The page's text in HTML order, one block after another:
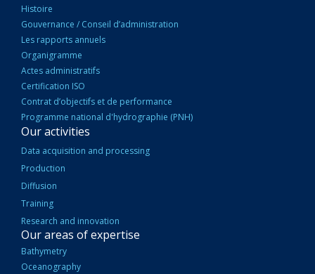
Histoire
Gouvernance / Conseil d’administration
Les rapports annuels
Organigramme
Actes administratifs
Certification ISO
Contrat d’objectifs et de performance
Programme national d'hydrographie (PNH)
Our activities
Data acquisition and processing
Production
Diffusion
Training
Research and innovation
Our areas of expertise
Bathymetry
Oceanography